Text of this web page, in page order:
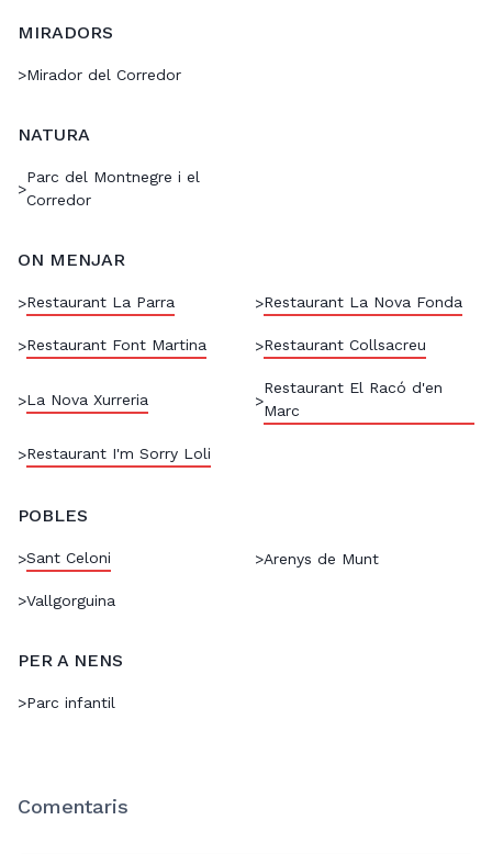
MIRADORS
>Mirador del Corredor
NATURA
>
Parc del Montnegre i el
Corredor
ON MENJAR
>Restaurant La Parra >Restaurant La Nova Fonda
>Restaurant Font Martina >Restaurant Collsacreu
>La Nova Xurreria >
Restaurant El Racó d'en
Marc
>Restaurant I'm Sorry Loli
POBLES
>Sant Celoni >Arenys de Munt
>Vallgorguina
PER A NENS
>Parc infantil
Comentaris